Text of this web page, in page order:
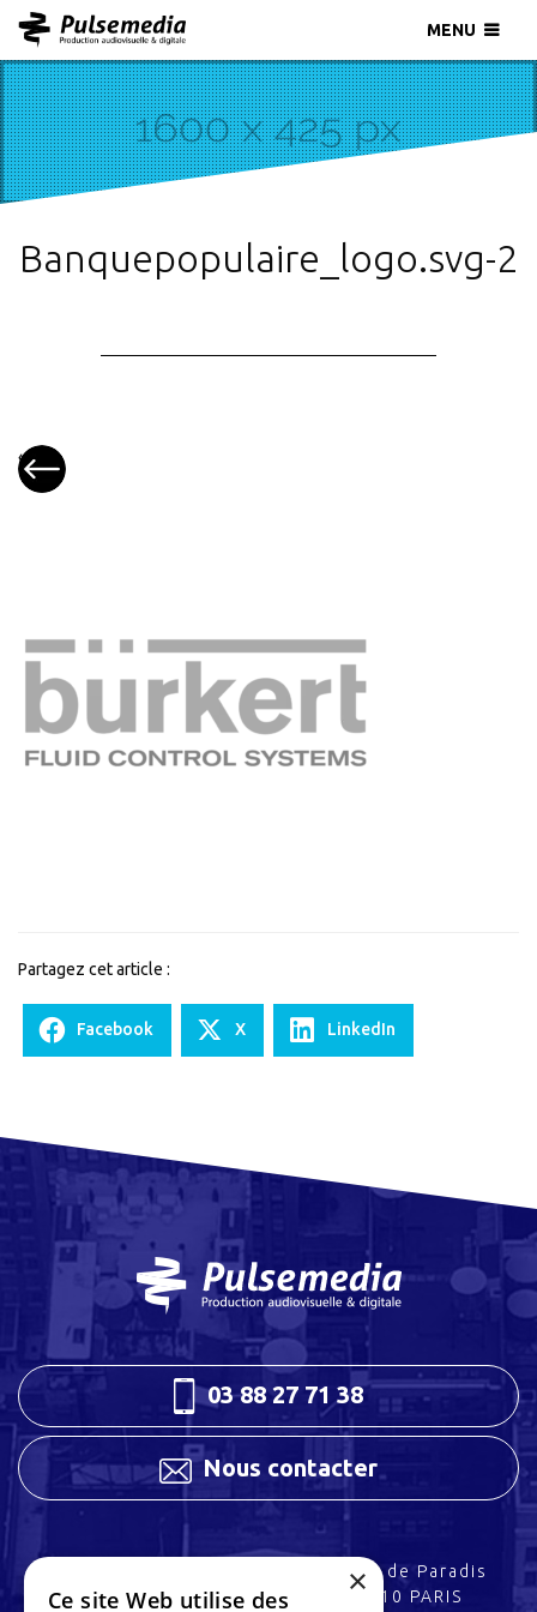
MENU
Banquepopulaire_logo.svg-2
«
Partagez cet article :
Facebook X LinkedIn
03 88 27 71 38
Nous contacter
67200 STRASBOURG
32 rue de Paradis
75010 PARIS
×
Ce site Web utilise des